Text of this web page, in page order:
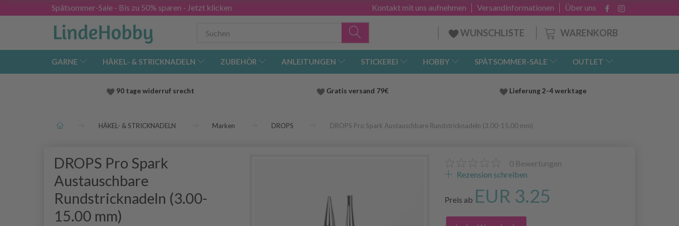
Spätsommer-Sale - Bis zu 50% sparen - Jetzt klicken Über uns
Versandinformationen
Kontakt mit uns aufnehmen
WARENKORB
WUNSCHLISTE
GARNE HÄKEL- & STRICKNADELN ZUBEHÖR ANLEITUNGEN STICKEREI HOBBY SPÄTSOMMER-SALE OUTLET
90 tage widerruf srecht Gratis versand 79€ Lieferung 2-4 werktage
HÄKEL- & STRICKNADELN Marken DROPS DROPS Pro Spark Austauschbare Rundstricknadeln (3.00-15.00 mm)
DROPS Pro Spark
Austauschbare
Rundstricknadeln (3.00-
15.00 mm)
0 Bewertungen
Rezension schreiben
Preis ab EUR 3.25